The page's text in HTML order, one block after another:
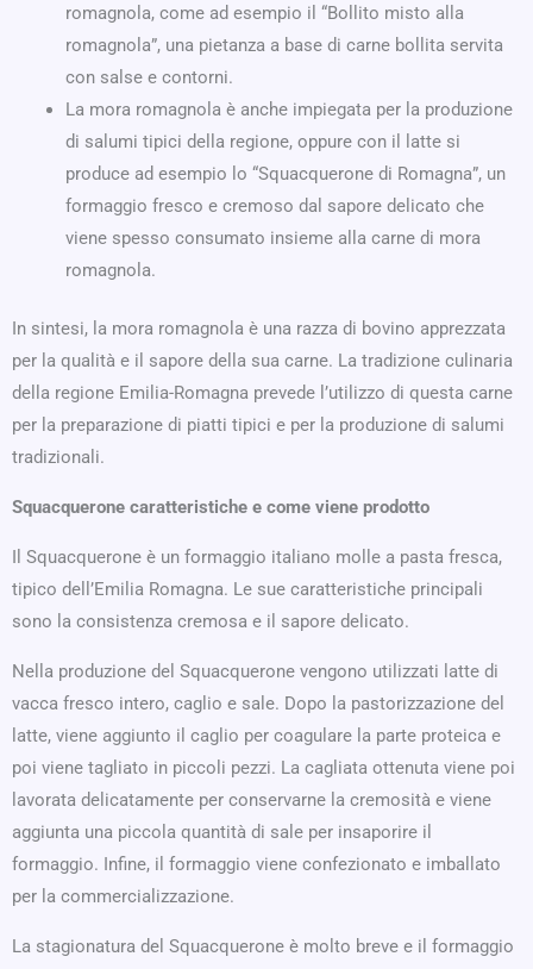
romagnola, come ad esempio il “Bollito misto alla
romagnola”, una pietanza a base di carne bollita servita
con salse e contorni.
La mora romagnola è anche impiegata per la produzione
di salumi tipici della regione, oppure con il latte si
produce ad esempio lo “Squacquerone di Romagna”, un
formaggio fresco e cremoso dal sapore delicato che
viene spesso consumato insieme alla carne di mora
romagnola.
In sintesi, la mora romagnola è una razza di bovino apprezzata
per la qualità e il sapore della sua carne. La tradizione culinaria
della regione Emilia-Romagna prevede l’utilizzo di questa carne
per la preparazione di piatti tipici e per la produzione di salumi
tradizionali.
Squacquerone caratteristiche e come viene prodotto
Il Squacquerone è un formaggio italiano molle a pasta fresca,
tipico dell’Emilia Romagna. Le sue caratteristiche principali
sono la consistenza cremosa e il sapore delicato.
Nella produzione del Squacquerone vengono utilizzati latte di
vacca fresco intero, caglio e sale. Dopo la pastorizzazione del
latte, viene aggiunto il caglio per coagulare la parte proteica e
poi viene tagliato in piccoli pezzi. La cagliata ottenuta viene poi
lavorata delicatamente per conservarne la cremosità e viene
aggiunta una piccola quantità di sale per insaporire il
formaggio. Infine, il formaggio viene confezionato e imballato
per la commercializzazione.
La stagionatura del Squacquerone è molto breve e il formaggio